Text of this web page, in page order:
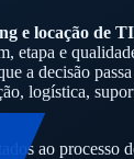
e locação de TI
etapa e
a decisão
logística,
ao processo